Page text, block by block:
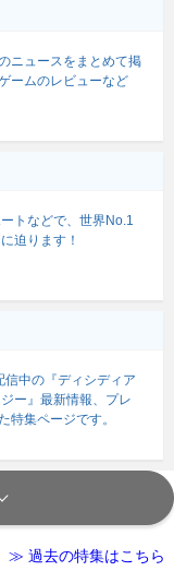
ニュースをまとめて掲
ームのレビューなど
トなどで、世界No.1
迫ります！
信中の『ディシディア
ー』最新情報、プレ
特集ページです。
≫ 過去の特集はこちら